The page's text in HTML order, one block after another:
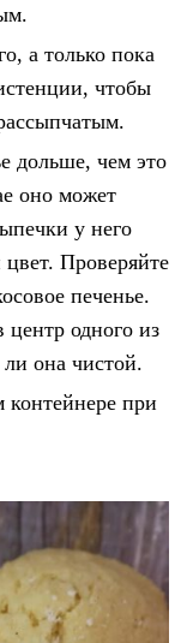
а только пока
чтобы
дольше, чем это
оно может
у него
Проверяйте
печенье.
центр одного из
она чистой.
контейнере при